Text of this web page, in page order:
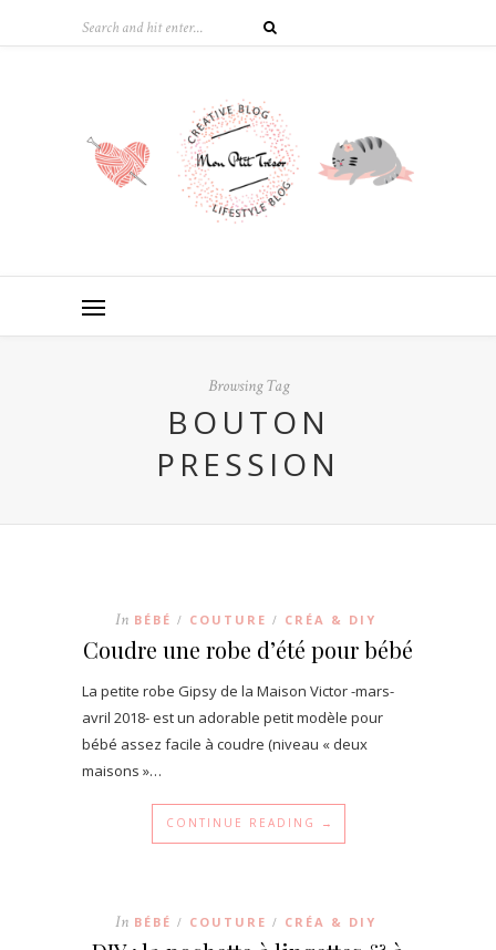
Browsing Tag
BOUTON
PRESSION
In BÉBÉ / COUTURE / CRÉA & DIY
Coudre une robe d’été pour bébé
La petite robe Gipsy de la Maison Victor -mars-
avril 2018- est un adorable petit modèle pour
bébé assez facile à coudre (niveau « deux
maisons »…
CONTINUE READING →
In BÉBÉ / COUTURE / CRÉA & DIY